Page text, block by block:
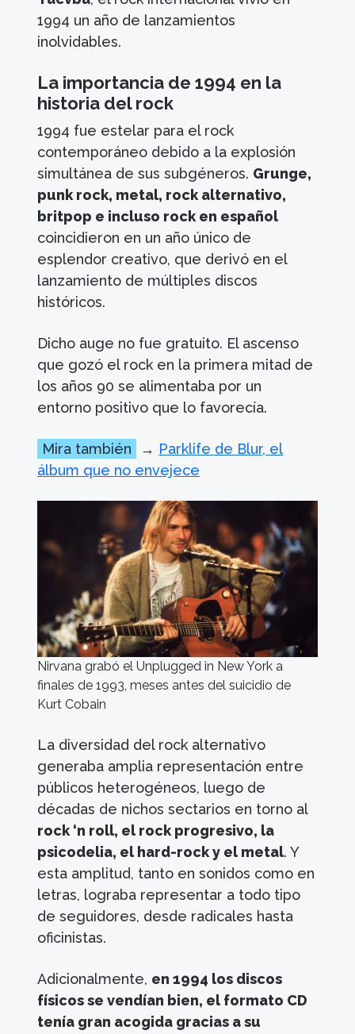
1994 un año de lanzamientos
inolvidables.
La importancia de 1994 en la
historia del rock
1994 fue estelar para el rock
contemporáneo debido a la explosión
simultánea de sus subgéneros. Grunge,
punk rock, metal, rock alternativo,
britpop e incluso rock en español
coincidieron en un año único de
esplendor creativo, que derivó en el
lanzamiento de múltiples discos
históricos.
Dicho auge no fue gratuito. El ascenso
que gozó el rock en la primera mitad de
los años 90 se alimentaba por un
entorno positivo que lo favorecía.
Mira también → Parklife de Blur, el
álbum que no envejece
Nirvana grabó el Unplugged in New York a
finales de 1993, meses antes del suicidio de
Kurt Cobain
La diversidad del rock alternativo
generaba amplia representación entre
públicos heterogéneos, luego de
décadas de nichos sectarios en torno al
rock ‘n roll, el rock progresivo, la
psicodelia, el hard-rock y el metal. Y
esta amplitud, tanto en sonidos como en
letras, lograba representar a todo tipo
de seguidores, desde radicales hasta
oficinistas.
Adicionalmente, en 1994 los discos
físicos se vendían bien, el formato CD
tenía gran acogida gracias a su